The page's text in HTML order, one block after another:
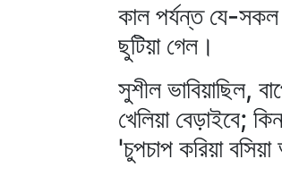
কাল পর্যন্ত যে-সকল
ছুটিয়া গেল।
সুশীল ভাবিয়াছিল,
খেলিয়া বেড়াইবে;
'চুপচাপ করিয়া